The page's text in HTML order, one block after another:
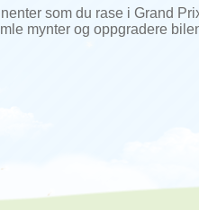
som du rase i Grand
mynter og oppgradere